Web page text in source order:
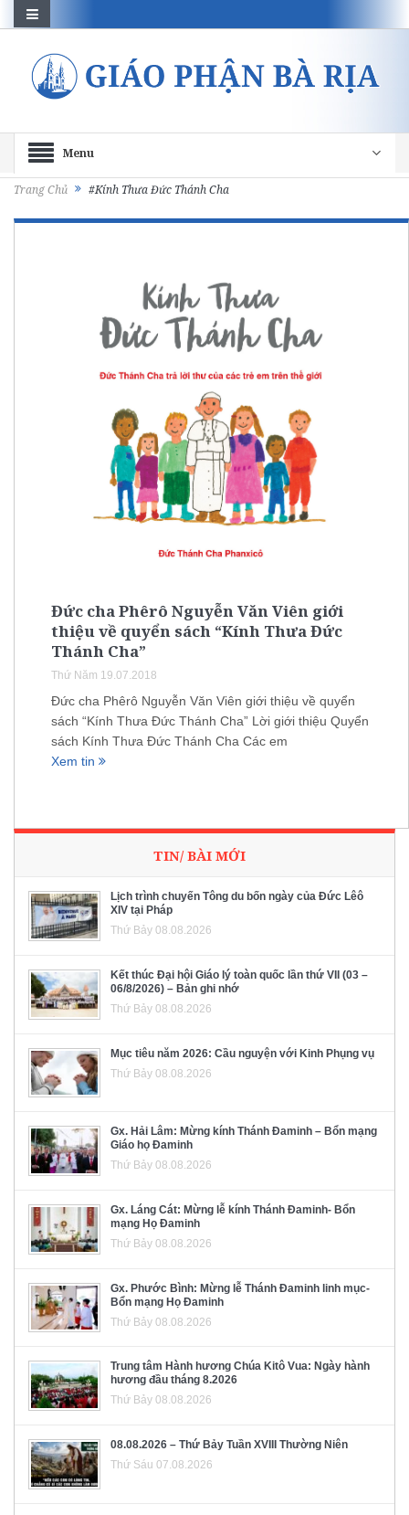
Menu
Trang Chủ #Kính Thưa Đức Thánh Cha
Đức cha Phêrô Nguyễn Văn Viên giới
thiệu về quyển sách “Kính Thưa Đức
Thánh Cha”
Thứ Năm 19.07.2018
Đức cha Phêrô Nguyễn Văn Viên giới thiệu về quyển
sách “Kính Thưa Đức Thánh Cha” Lời giới thiệu Quyển
sách Kính Thưa Đức Thánh Cha Các em
Xem tin
TIN/ BÀI MỚI
Lịch trình chuyến Tông du bốn ngày của Đức Lêô
XIV tại Pháp
Thứ Bảy 08.08.2026
Kết thúc Đại hội Giáo lý toàn quốc lần thứ VII (03 –
06/8/2026) – Bản ghi nhớ
Thứ Bảy 08.08.2026
Mục tiêu năm 2026: Cầu nguyện với Kinh Phụng vụ
Thứ Bảy 08.08.2026
Gx. Hải Lâm: Mừng kính Thánh Đaminh – Bổn mạng
Giáo họ Đaminh
Thứ Bảy 08.08.2026
Gx. Láng Cát: Mừng lễ kính Thánh Đaminh- Bổn
mạng Họ Đaminh
Thứ Bảy 08.08.2026
Gx. Phước Bình: Mừng lễ Thánh Đaminh linh mục-
Bổn mạng Họ Đaminh
Thứ Bảy 08.08.2026
Trung tâm Hành hương Chúa Kitô Vua: Ngày hành
hương đầu tháng 8.2026
Thứ Bảy 08.08.2026
08.08.2026 – Thứ Bảy Tuần XVIII Thường Niên
Thứ Sáu 07.08.2026